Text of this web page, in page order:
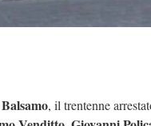
, il trentenne